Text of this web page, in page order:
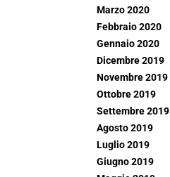
Marzo 2020
Febbraio 2020
Gennaio 2020
Dicembre 2019
Novembre 2019
Ottobre 2019
Settembre 2019
Agosto 2019
Luglio 2019
Giugno 2019